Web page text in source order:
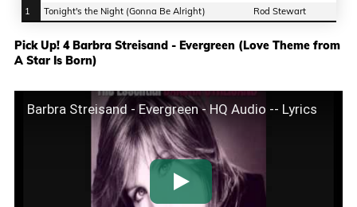
1
Tonight's the Night (Gonna Be Alright) Rod Stewart
Pick Up! 4 Barbra Streisand - Evergreen (Love Theme from
A Star Is Born)
Barbra Streisand - Evergreen - HQ Audio -- Lyrics